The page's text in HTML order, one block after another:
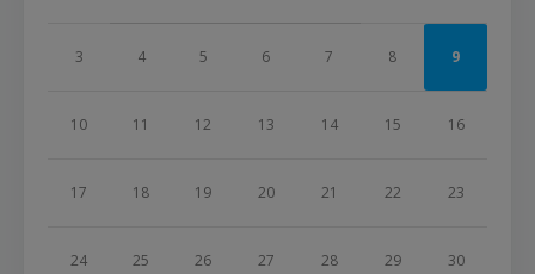
3 4 5 6 7 8 9
10 11 12 13 14 15 16
17 18 19 20 21 22 23
24 25 26 27 28 29 30